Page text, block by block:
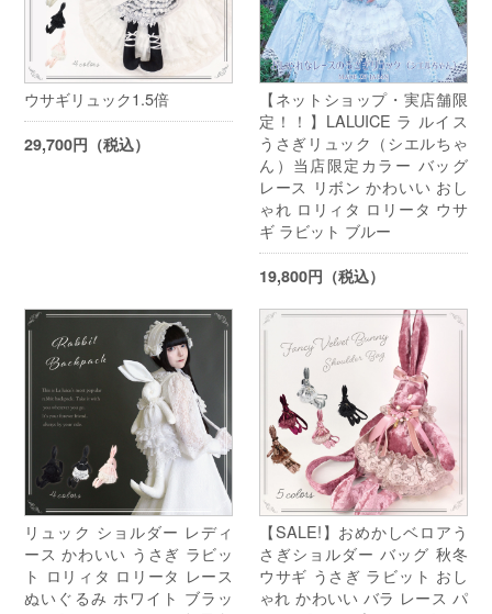
ウサギリュック1.5倍
29,700円（税込）
【ネットショップ・実店舗限
定！！】LALUICE ラ ルイス
うさぎリュック（シエルちゃ
ん）当店限定カラー バッグ
レース リボン かわいい おし
ゃれ ロリィタ ロリータ ウサ
ギ ラビット ブルー
19,800円（税込）
リュック ショルダー レディ
ース かわいい うさぎ ラビッ
ト ロリィタ ロリータ レース
ぬいぐるみ ホワイト ブラッ
【SALE!】おめかしベロアう
さぎショルダー バッグ 秋冬
ウサギ うさぎ ラビット おし
ゃれ かわいい バラ レース パ